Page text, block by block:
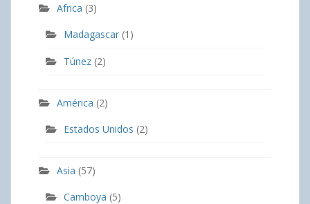
Africa (3)
Madagascar (1)
Túnez (2)
América (2)
Estados Unidos (2)
Asia (57)
Camboya (5)